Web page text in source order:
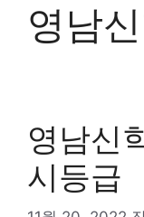
영남
영남신
시등급